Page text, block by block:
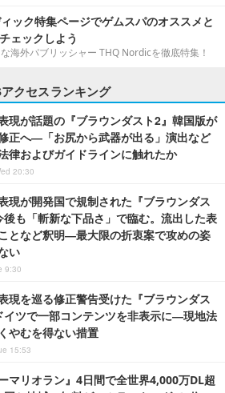
ック特集ページでゲムスパのオススメと
ェックしよう
海外パブリッシャー THQ Nordicを徹底特集！
クセスランキング
現が話題の『ブラウンダスト2』韓国版が
正へ―「お尻から武器が出る」演出など
律およびガイドラインに触れたか
20:30
現が開発国で規制された『ブラウンダス
後も「斬新な下品さ」で臨む。流出した表
となど釈明―最大限の折衷案で攻めの姿
い
9:30
現を巡る修正警告受けた『ブラウンダス
イツで一部コンテンツを非表示に―現地法
やむを得ない措置
15:53
マリオラン』4日間で全世界4,000万DL超